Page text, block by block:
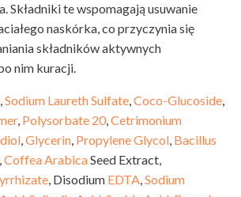
Składniki te wspomagają usuwanie
naskórka, co przyczynia się
składników aktywnych
nim kuracji.
,Sodium Laureth Sulfate,Coco-Glucoside,
, Polysorbate 20,Cetrimonium
,Glycerin, Propylene Glycol, Bacillus
,Coffea ArabicaSeed Extract,
, Disodium EDTA,Sodium